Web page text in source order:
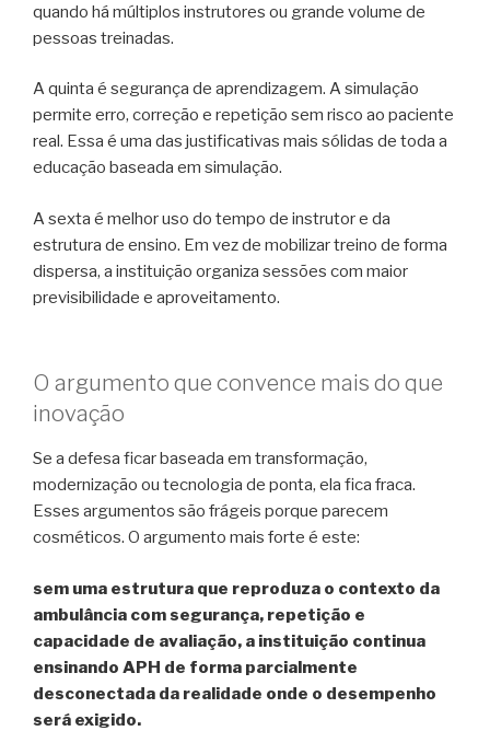
quando há múltiplos instrutores ou grande volume de
pessoas treinadas.
A quinta é segurança de aprendizagem. A simulação
permite erro, correção e repetição sem risco ao paciente
real. Essa é uma das justificativas mais sólidas de toda a
educação baseada em simulação.
A sexta é melhor uso do tempo de instrutor e da
estrutura de ensino. Em vez de mobilizar treino de forma
dispersa, a instituição organiza sessões com maior
previsibilidade e aproveitamento.
O argumento que convence mais do que
inovação
Se a defesa ficar baseada em transformação,
modernização ou tecnologia de ponta, ela fica fraca.
Esses argumentos são frágeis porque parecem
cosméticos. O argumento mais forte é este:
sem uma estrutura que reproduza o contexto da
ambulância com segurança, repetição e
capacidade de avaliação, a instituição continua
ensinando APH de forma parcialmente
desconectada da realidade onde o desempenho
será exigido.